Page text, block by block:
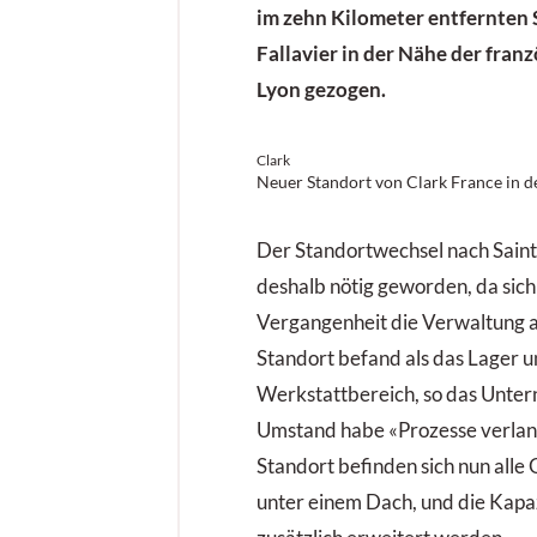
im zehn Kilometer entfernten
Fallavier in der Nähe der
Lyon gezogen.
Clark
Neuer Standort von Clark France in
Der Standortwechsel nach
deshalb nötig geworden, da
Vergangenheit die Verwaltung
Standort befand als das Lager
Werkstattbereich, so das
Umstand habe «Prozesse
Standort befinden sich nun alle
unter einem Dach, und die